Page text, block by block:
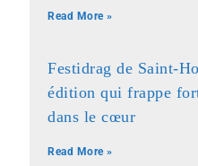
Read More »
Festidrag de Saint-
édition qui frappe
dans le cœur
Read More »